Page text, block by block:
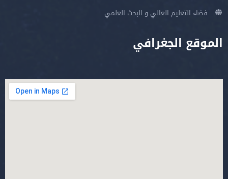
فضاء التعليم العالي و البحث العلمي
الموقع الجغرافي